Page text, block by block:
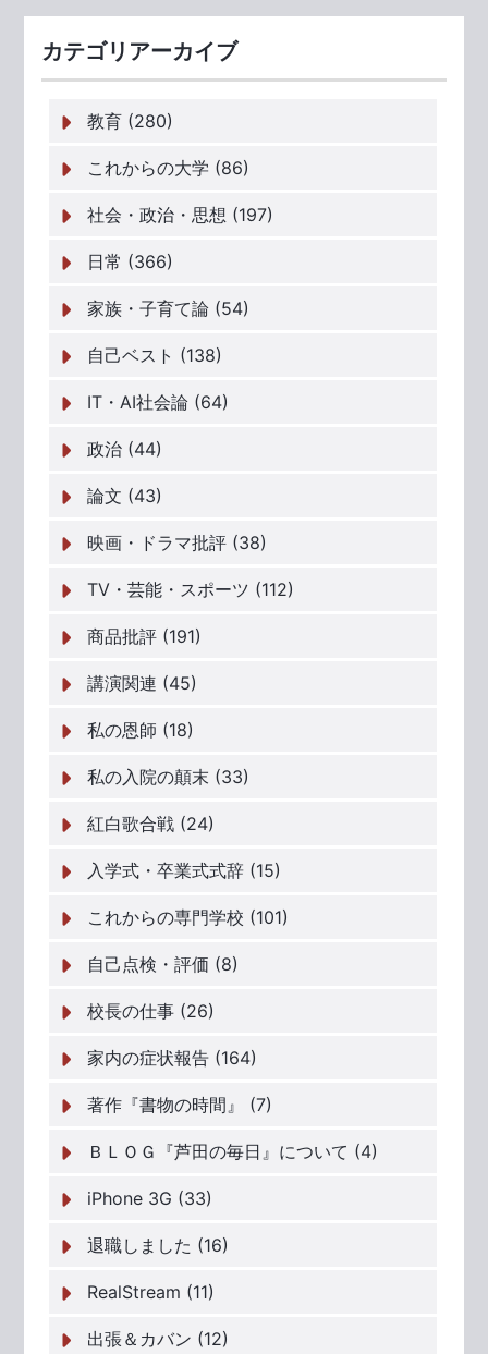
カテゴリアーカイブ
教育 (280)
これからの大学 (86)
社会・政治・思想 (197)
日常 (366)
家族・子育て論 (54)
自己ベスト (138)
IT・AI社会論 (64)
政治 (44)
論文 (43)
映画・ドラマ批評 (38)
TV・芸能・スポーツ (112)
商品批評 (191)
講演関連 (45)
私の恩師 (18)
私の入院の顛末 (33)
紅白歌合戦 (24)
入学式・卒業式式辞 (15)
これからの専門学校 (101)
自己点検・評価 (8)
校長の仕事 (26)
家内の症状報告 (164)
著作『書物の時間』 (7)
ＢＬＯＧ『芦田の毎日』について (4)
iPhone 3G (33)
退職しました (16)
RealStream (11)
出張＆カバン (12)